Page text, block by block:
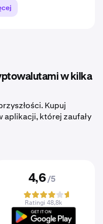
w kilka
Kupuj
aplikacji, której zaufały
4,6 /5
Ratingi 48,8k